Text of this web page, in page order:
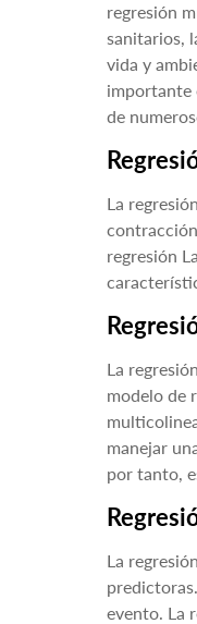
regresión
sanitarios,
vida y
importante
de
La
regresión
La
modelo de
manejar
por tanto,
La
evento. La